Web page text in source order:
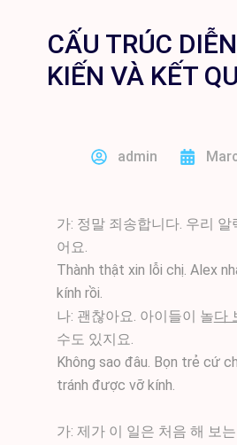
CẤU TRÚC
KIẾN VÀ KẾT
admin
가: 정말 죄송합니다. 우리
어요.
Thành thật xin lỗi chị. Alex
kính rồi.
나: 괜찮아요. 아이들이 놀다
수도 있지요.
Không sao đâu. Bọn trẻ cứ
tránh được vỡ kính.
가: 제가 이 일은 처음 해 보